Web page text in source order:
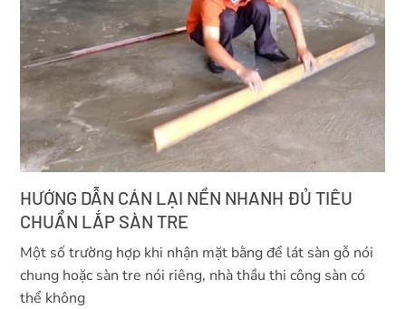
HƯỚNG DẪN CÁN LẠI NỀN NHANH ĐỦ TIÊU
CHUẨN LẮP SÀN TRE
Một số trường hợp khi nhận mặt bằng để lát sàn gỗ nói
chung hoặc sàn tre nói riêng, nhà thầu thi công sàn có
thể không